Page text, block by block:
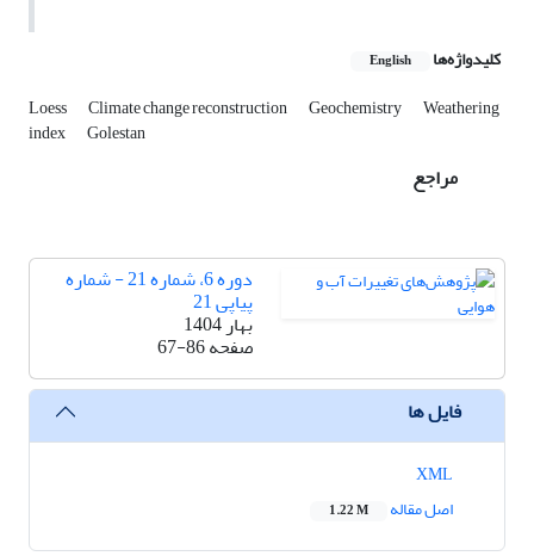
کلیدواژه‌ها English
Loess Climate change reconstruction Geochemistry Weathering
index Golestan
مراجع
دوره 6، شماره 21 - شماره
پیاپی 21
بهار 1404
صفحه67-86
فایل ها
اصل مقاله
1.22 M